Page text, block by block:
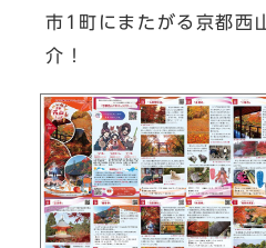
市1町にまたがる京都西
介！